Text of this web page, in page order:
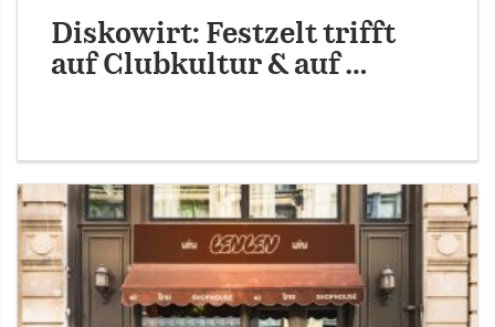
Diskowirt: Festzelt trifft
auf Clubkultur & auf …